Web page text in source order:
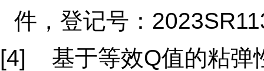
件，登记号：
[4] 基于等效Q值的粘弹